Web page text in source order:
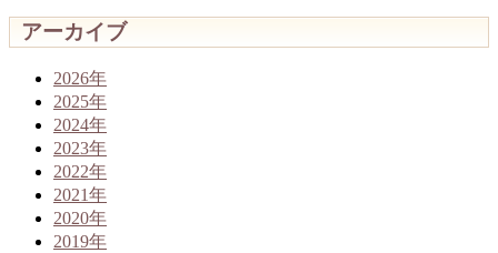
アーカイブ
2026年
2025年
2024年
2023年
2022年
2021年
2020年
2019年